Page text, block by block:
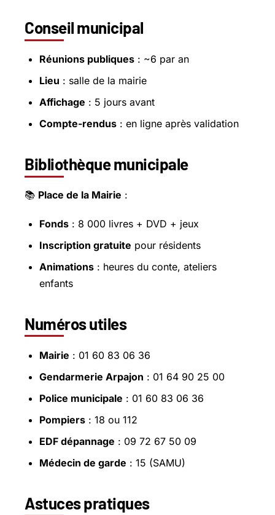
Conseil municipal
Réunions publiques : ~6 par an
Lieu : salle de la mairie
Affichage : 5 jours avant
Compte-rendus : en ligne après validation
Bibliothèque municipale
📚 Place de la Mairie :
Fonds : 8 000 livres + DVD + jeux
Inscription gratuite pour résidents
Animations : heures du conte, ateliers
enfants
Numéros utiles
Mairie : 01 60 83 06 36
Gendarmerie Arpajon : 01 64 90 25 00
Police municipale : 01 60 83 06 36
Pompiers : 18 ou 112
EDF dépannage : 09 72 67 50 09
Médecin de garde : 15 (SAMU)
Astuces pratiques